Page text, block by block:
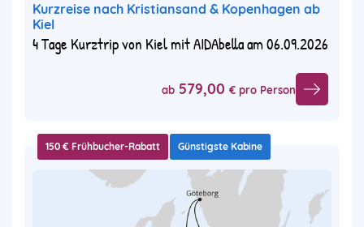
Kurzreise nach Kristiansand & Kopenhagen ab
Kiel
4 Tage Kurztrip von Kiel mit AIDAbella am 06.09.2026
ab 579,00 € pro Person
150 € Frühbucher-Rabatt Günstigste Kabine